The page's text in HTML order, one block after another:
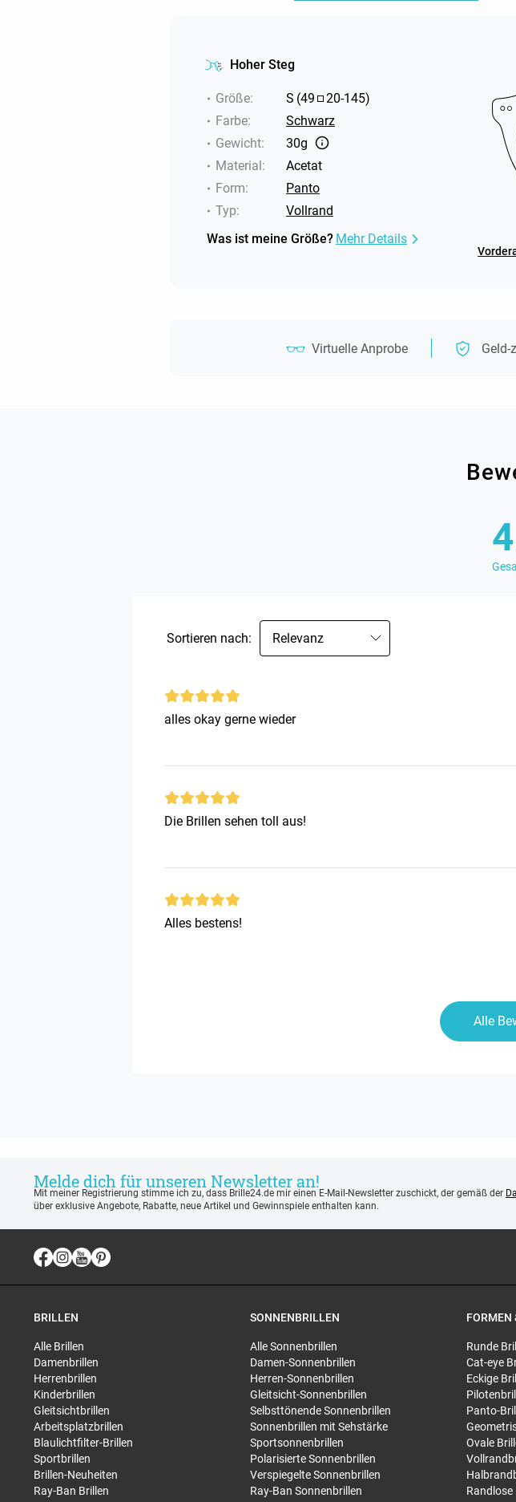
Hoher Steg
Größe: S (49 20-145)
Farbe:
Schwarz
Gewicht:
30g
Material:
Acetat
Form:
Panto
Typ:
Vollrand
Was ist meine Größe? Mehr Details
Virtuelle Anprobe Geld-
Sortieren nach: Relevanz
alles okay gerne wieder
Die Brillen sehen toll aus!
Alles bestens!
Alle
Melde dich für unseren Newsletter an!
Mit meiner Registrierung stimme ich zu, dass Brille24.de mir einen E-Mail-Newsletter zuschickt, der gemäß der
über exklusive Angebote, Rabatte, neue Artikel und Gewinnspiele enthalten kann.
BRILLEN
Alle Brillen
Damenbrillen
Herrenbrillen
Kinderbrillen
Gleitsichtbrillen
Arbeitsplatzbrillen
Blaulichtfilter-Brillen
Sportbrillen
Brillen-Neuheiten
Ray-Ban Brillen
SONNENBRILLEN
Alle Sonnenbrillen
Damen-Sonnenbrillen
Herren-Sonnenbrillen
Gleitsicht-Sonnenbrillen
Selbsttönende Sonnenbrillen
Sonnenbrillen mit Sehstärke
Sportsonnenbrillen
Polarisierte Sonnenbrillen
Verspiegelte Sonnenbrillen
Ray-Ban Sonnenbrillen
FORMEN
Runde
Cat-eye
Eckige
Panto-
Ovale
Randlose